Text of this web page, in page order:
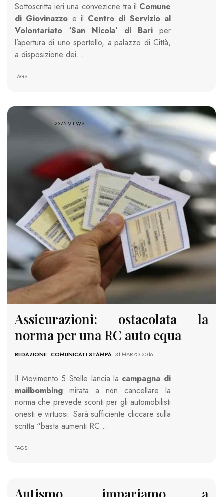
Sottoscritta ieri una convezione tra il Comune
di Giovinazzo e il Centro di Servizio al
Volontariato ‘San Nicola’ di Bari per
l’apertura di uno sportello, a palazzo di Città,
a disposizione dei…
TAGS:
2375 VIEWS
Assicurazioni: ostacolata la
norma per una RC auto equa
REDAZIONE-COMUNICATI STAMPA- 31 MARZO 2016
Il Movimento 5 Stelle lancia la campagna di
mailbombing mirata a non cancellare la
norma che prevede sconti per gli automobilisti
onesti e virtuosi. Sarà sufficiente cliccare sulla
scritta “basta aumenti RC…
TAGS:
Autismo, impariamo a